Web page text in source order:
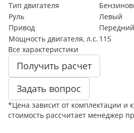
Тип двигателя
Руль
Левый
Привод
Передний
Мощность двигателя, л.с. 115
Все характеристики
Получить расчет
Задать вопрос
*Цена зависит от комплектации и
стоимость рассчитает менеджер